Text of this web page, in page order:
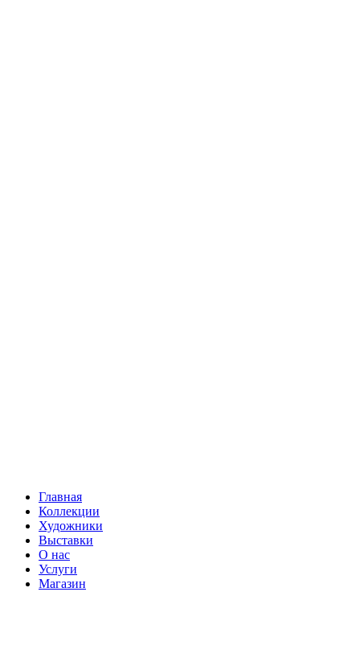
Главная
Коллекции
Художники
Выставки
О нас
Услуги
Магазин